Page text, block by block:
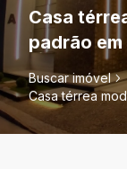
Casa
padrão
Buscar imóvel
Casa térrea